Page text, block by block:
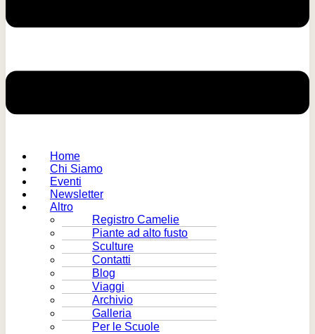
Home
Chi Siamo
Eventi
Newsletter
Altro
Registro Camelie
Piante ad alto fusto
Sculture
Contatti
Blog
Viaggi
Archivio
Galleria
Per le Scuole